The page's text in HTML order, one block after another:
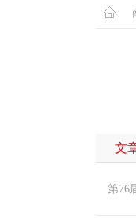
文
第76